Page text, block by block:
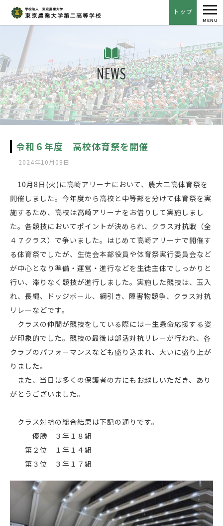
トップ
MENU
NEWS
令和６年度 高校体育祭を開催
2024年10月08日
10月8日(火)に高崎アリーナにおいて、農大二高体育祭を
開催しました。今年度から高校と中等部を分けて体育祭を実
施するため、高校は高崎アリーナをお借りして実施しまし
た。各競技においてポイントが決められ、クラス対抗戦（全
４７クラス）で争いました。はじめて高崎アリーナで開催す
る体育祭でしたが、生徒会本部役員や体育祭実行委員会など
が中心となり準備・運営・進行などを生徒主体でしっかりと
行い、滞りなく競技が進行しました。実施した競技は、玉入
れ、長縄、ドッジボール、綱引き、障害物競争、クラス対抗
リレーなどです。
クラスの仲間が競技をしている際には一生懸命応援する姿
が印象的でした。競技の最後は部活対抗リレーが行われ、各
クラブのパフォーマンスなども盛り込まれ、大いに盛り上が
りました。
また、当日は多くの保護者の方にもお越しいただき、あり
がとうございました。
クラス対抗の総合結果は下記の通りです。
優勝 ３年１８組
第２位 １年１４組
第３位 ３年１７組